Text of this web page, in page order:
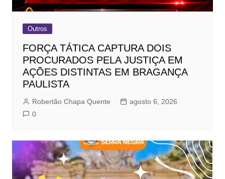
Outros
FORÇA TÁTICA CAPTURA DOIS
PROCURADOS PELA JUSTIÇA EM
AÇÕES DISTINTAS EM BRAGANÇA
PAULISTA
Robertão Chapa Quente
agosto 6, 2026
0